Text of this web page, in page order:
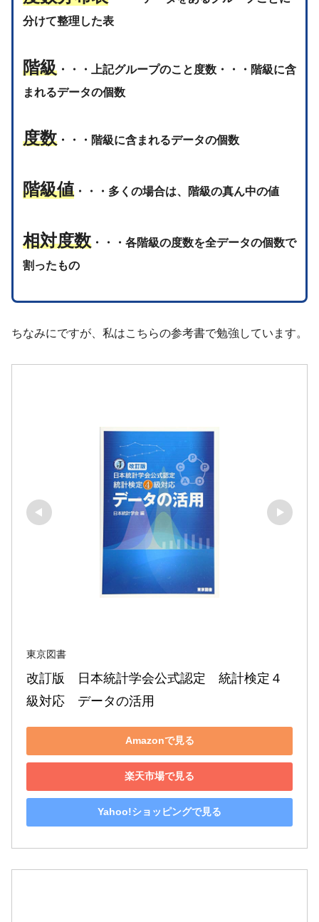
分けて整理した表
階級・・・上記グループのこと度数・・・階級に含
まれるデータの個数
度数・・・階級に含まれるデータの個数
階級値・・・多くの場合は、階級の真ん中の値
相対度数・・・各階級の度数を全データの個数で
割ったもの
ちなみにですが、私はこちらの参考書で勉強しています。
東京図書
改訂版　日本統計学会公式認定　統計検定４
級対応　データの活用
Amazonで見る
楽天市場で見る
Yahoo!ショッピングで見る